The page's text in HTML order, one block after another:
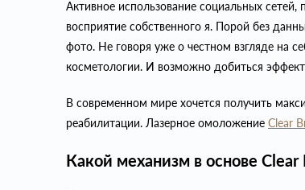
Активное использование социальных
восприятие собственного я. Порой без
фото. Не говоря уже о честном взгляде на
косметологии. И возможно добиться
В современном мире хочется получить
реабилитации. Лазерное омоложение Clear
Какой механизм в основе Clear